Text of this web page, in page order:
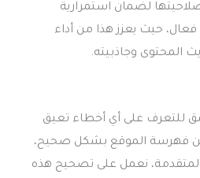
لضمان استمرارية
حيث يعزز هذا من أداء
المحتوى وجاذبيته.
للتعرف على أي أخطاء تعيق
فهرسة الموقع بشكل صحيح،
نعمل على تصحيح هذه